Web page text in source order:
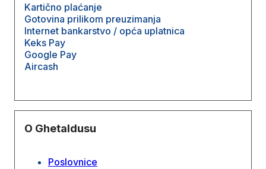
Kartično plaćanje
Gotovina prilikom preuzimanja
Internet bankarstvo / opća uplatnica
Keks Pay
Google Pay
Aircash
O Ghetaldusu
Poslovnice